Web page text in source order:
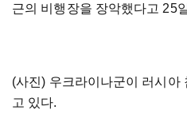
근의 비행장을 장악했다고 25
(사진) 우크라이나군이 러시아
고 있다.